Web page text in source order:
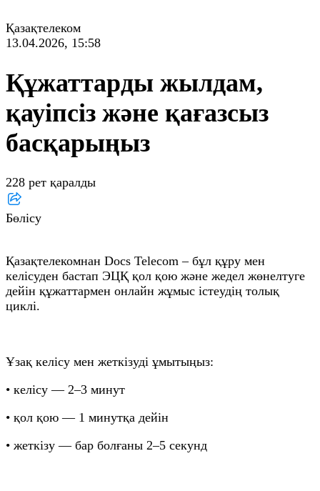
Қазақтелеком
13.04.2026, 15:58
Құжаттарды жылдам,
қауіпсіз және қағазсыз
басқарыңыз
228 рет қаралды
Бөлісу
Қазақтелекомнан Docs Telecom – бұл құру мен
келісуден бастап ЭЦҚ қол қою және жедел жөнелтуге
дейін құжаттармен онлайн жұмыс істеудің толық
циклі.
Ұзақ келісу мен жеткізуді ұмытыңыз:
• келісу — 2–3 минут
• қол қою — 1 минутқа дейін
• жеткізу — бар болғаны 2–5 секунд